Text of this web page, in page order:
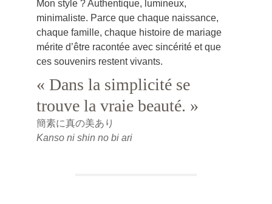
Mon style ? Authentique, lumineux,
minimaliste. Parce que chaque naissance,
chaque famille, chaque histoire de mariage
mérite d’être racontée avec sincérité et que
ces souvenirs restent vivants.
« Dans la simplicité se
trouve la vraie beauté. »
簡素に真の美あり
Kanso ni shin no bi ari